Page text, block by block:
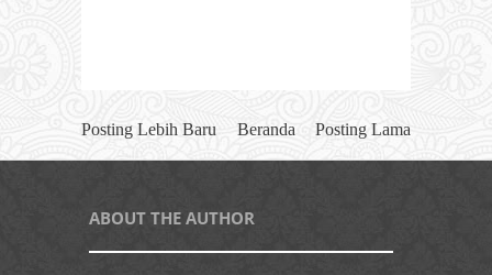
Posting Lebih Baru Posting Lama
Beranda
ABOUT THE AUTHOR